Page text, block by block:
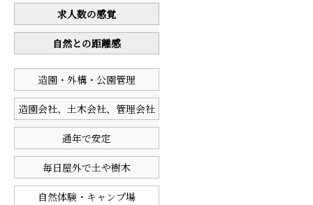
求人数の感覚
自然との距離感
造園・外構・公園管理
造園会社、土木会社、管理会社
通年で安定
毎日屋外で土や樹木
自然体験・キャンプ場